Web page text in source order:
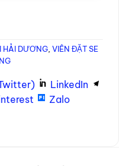
HẢI DƯƠNG VIÊN ĐẶT SE
LinkedIn
Zalo